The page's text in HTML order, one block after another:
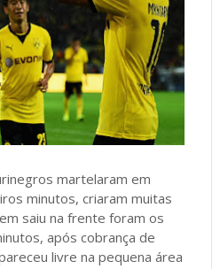
martelaram em
minutos, criaram muitas
saiu na frente foram os
após cobrança de
livre na pequena área